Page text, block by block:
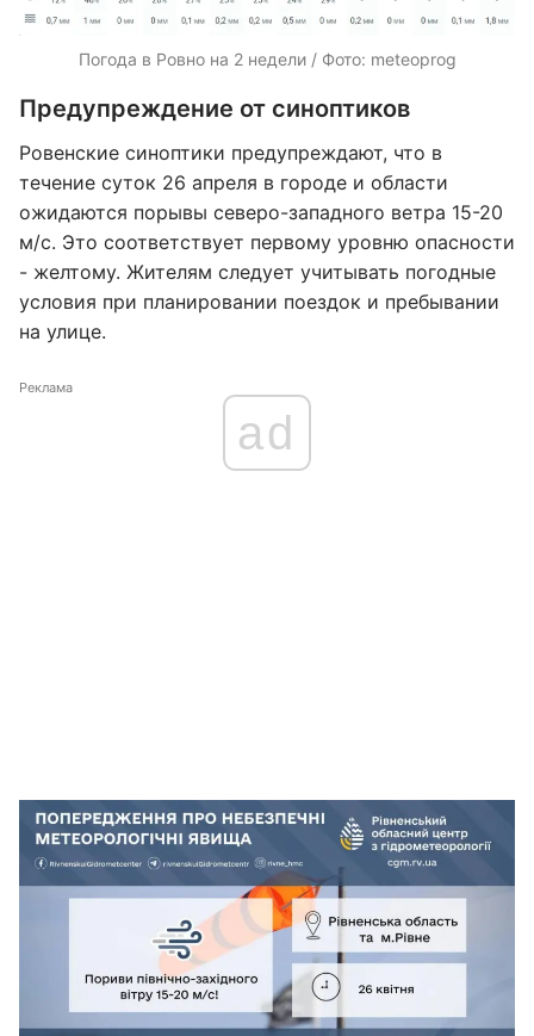
Погода в Ровно на 2 недели / Фото: meteoprog
Предупреждение от синоптиков
Ровенские синоптики предупреждают, что в
течение суток 26 апреля в городе и области
ожидаются порывы северо-западного ветра 15-20
м/с. Это соответствует первому уровню опасности
- желтому. Жителям следует учитывать погодные
условия при планировании поездок и пребывании
на улице.
Реклама
ad